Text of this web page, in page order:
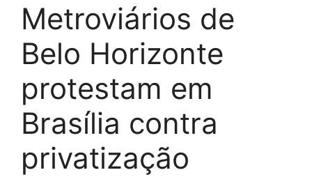
Metroviários de
Belo Horizonte
protestam em
Brasília contra
privatização